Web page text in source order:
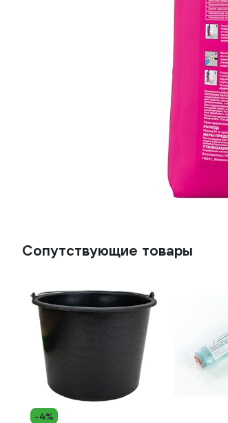
Сопутствующие товары
-4%